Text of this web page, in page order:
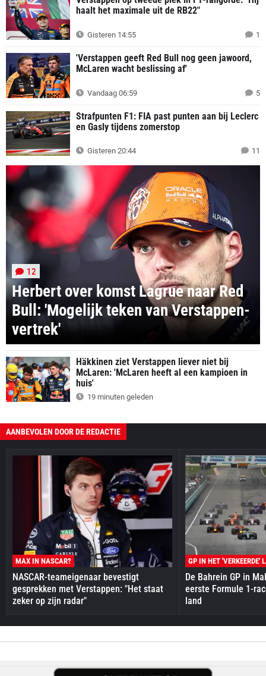
haalt het maximale uit de RB22"
Gisteren 14:55 1
'Verstappen geeft Red Bull nog geen jawoord,
McLaren wacht beslissing af'
Vandaag 06:59 5
Strafpunten F1: FIA past punten aan bij Leclerc
en Gasly tijdens zomerstop
Gisteren 20:44 11
Herbert over komst Lagrue naar Red
Bull: 'Mogelijk teken van Verstappen-
vertrek'
12
Häkkinen ziet Verstappen liever niet bij
McLaren: 'McLaren heeft al een kampioen in
huis'
19 minuten geleden
AANBEVOLEN DOOR DE REDACTIE
MAX IN NASCAR?
NASCAR-teameigenaar bevestigt
gesprekken met Verstappen: "Het staat
zeker op zijn radar"
GP IN HET 'VERKEERDE'
De Bahrein GP in
eerste Formule 1-
land